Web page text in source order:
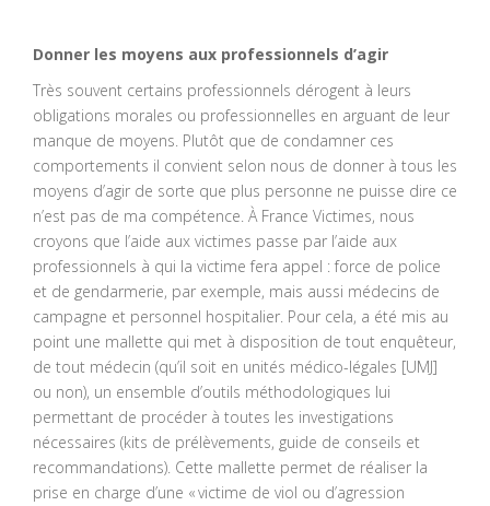
Donner les moyens aux professionnels d’agir
Très souvent certains professionnels dérogent à leurs
obligations morales ou professionnelles en arguant de leur
manque de moyens. Plutôt que de condamner ces
comportements il convient selon nous de donner à tous les
moyens d’agir de sorte que plus personne ne puisse dire ce
n’est pas de ma compétence. À France Victimes, nous
croyons que l’aide aux victimes passe par l’aide aux
professionnels à qui la victime fera appel : force de police
et de gendarmerie, par exemple, mais aussi médecins de
campagne et personnel hospitalier. Pour cela, a été mis au
point une mallette qui met à disposition de tout enquêteur,
de tout médecin (qu’il soit en unités médico-légales [UMJ]
ou non), un ensemble d’outils méthodologiques lui
permettant de procéder à toutes les investigations
nécessaires (kits de prélèvements, guide de conseils et
recommandations). Cette mallette permet de réaliser la
prise en charge d’une « victime de viol ou d’agression